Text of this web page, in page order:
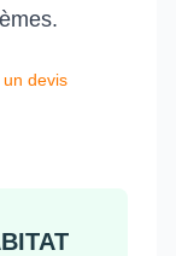
devis